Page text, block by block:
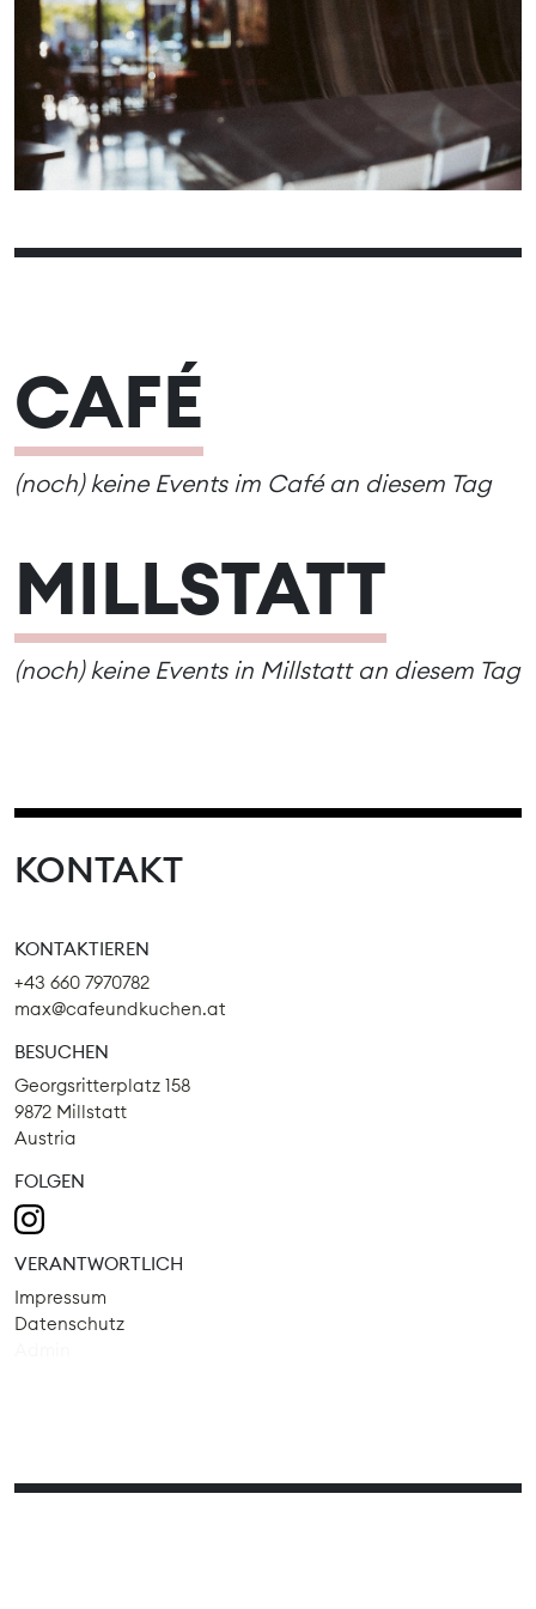
01 02 03 04 05 06
07
08
09 10 11 12 13
14
15
16 17 19 20
21
22
23 24 25 26 27
28
CAFÉ
(noch) keine Events im Café an diesem Tag
MILLSTATT
(noch) keine Events in Millstatt an diesem Tag
KONTAKT
KONTAKTIEREN
+43 660 7970782
max@cafeundkuchen.at
BESUCHEN
Georgsritterplatz 158
9872 Millstatt
Austria
FOLGEN
VERANTWORTLICH
Impressum
Datenschutz